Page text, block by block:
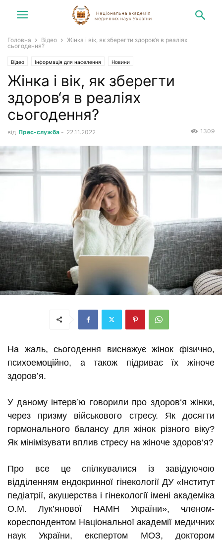
Головна Відео
Жінка і вік, як зберегти здоров‘я в реаліях
сьогодення?
Відео Інформація для населення Новини
Жінка і вік, як зберегти
здоров‘я в реаліях
сьогодення?
від Прес-служба - 22.11.2022 1309
На жаль, сьогодення виснажує жінок фізично,
психоемоційно, а також підриває їх жіноче
здоров’я.
Уданому інтерв’ю говорили про здоров‘я жінки,
через призму військового стресу. Як досягти
гормонального балансу для жінок різного віку?
Як мінімізувати вплив стресу на жіноче здоров‘я?
Про все це спілкувалися із завідуючою
відділенням ендокринної гінекології ДУ «Інститут
педіатрії, акушерства і гінекології імені академіка
О.М. Лук’янової НАМН України», членом-
кореспондентом Національної академії медичних
наук України, експертом МОЗ, доктором